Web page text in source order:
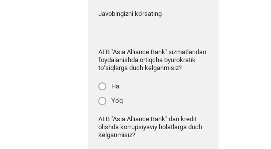
Javobingizni ko'rsating
ATB "Asia Alliance Bank" xizmatlaridan
foydalanishda ortiqcha byurokratik
to‘siqlarga duch kelganmisiz?
Ha
Yo'q
ATB "Asia Alliance Bank" dan kredit
olishda korrupsiyaviy holatlarga duch
kelganmisiz?